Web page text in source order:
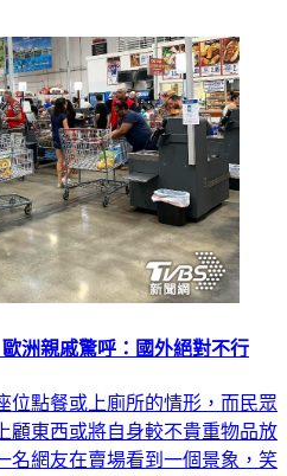
洲親戚驚呼：國外絕對不行
位點餐或上廁所的情形，而民眾
顧東西或將自身較不貴重物品放
名網友在賣場看到一個景象，笑